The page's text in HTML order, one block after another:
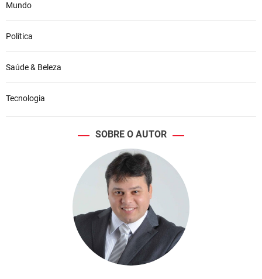
Mundo
Política
Saúde & Beleza
Tecnologia
SOBRE O AUTOR